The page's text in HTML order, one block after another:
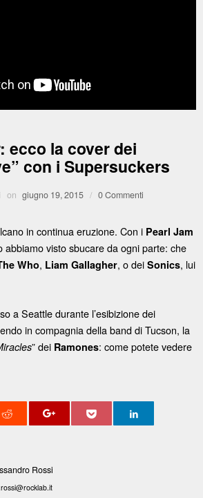
ecco la cover dei
con i Supersuckers
on giugno 19, 2015 / 0 Commenti
in continua eruzione. Con i Pearl Jam
abbiamo visto sbucare da ogni parte: che
Who, Liam Gallagher, o dei Sonics, lui
a Seattle durante l’esibizione dei
in compagnia della band di Tucson, la
” dei Ramones: come potete vedere
Rossi